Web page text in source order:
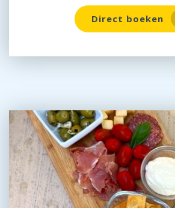
Direct boeken